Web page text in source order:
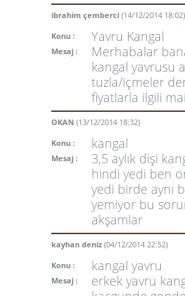
ibrahim çemberci (14/12/2014 18:02)
Konu :
Yavru Kangal
Mesaj :
Merhabalar
kangal yavrusu
tuzla/içmeler
fiyatlarla ilgili
OKAN (13/12/2014 18:32)
Konu :
kangal
Mesaj :
3,5 aylık dişi
hindi yedi ben
yedi birde aynı
yemiyor bu
akşamlar
kayhan deniz (04/12/2014 22:52)
Konu :
kangal yavru
Mesaj :
erkek yavru